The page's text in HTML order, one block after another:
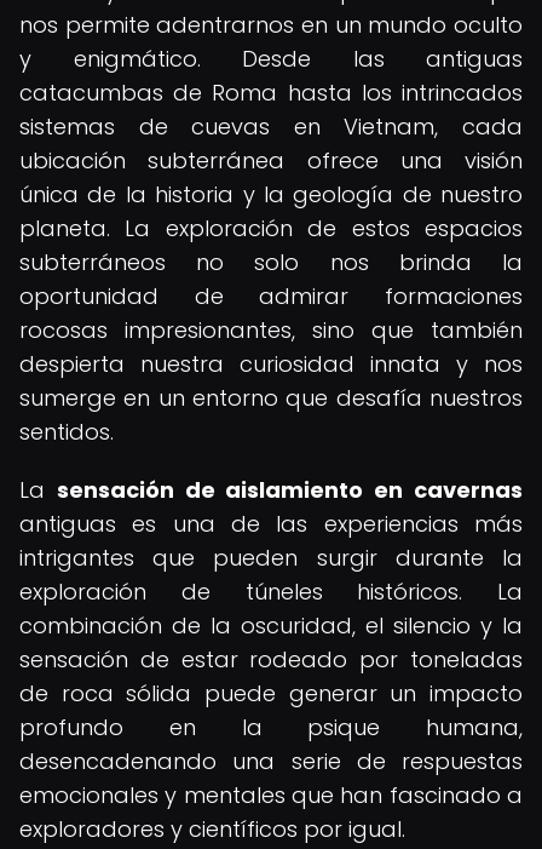
nos permite adentrarnos en un mundo oculto
y enigmático. Desde las antiguas
catacumbas de Roma hasta los intrincados
sistemas de cuevas en Vietnam, cada
ubicación subterránea ofrece una visión
única de la historia y la geología de nuestro
planeta. La exploración de estos espacios
subterráneos no solo nos brinda la
oportunidad de admirar formaciones
rocosas impresionantes, sino que también
despierta nuestra curiosidad innata y nos
sumerge en un entorno que desafía nuestros
sentidos.
La sensación de aislamiento en cavernas
antiguas es una de las experiencias más
intrigantes que pueden surgir durante la
exploración de túneles históricos. La
combinación de la oscuridad, el silencio y la
sensación de estar rodeado por toneladas
de roca sólida puede generar un impacto
profundo en la psique humana,
desencadenando una serie de respuestas
emocionales y mentales que han fascinado a
exploradores y científicos por igual.